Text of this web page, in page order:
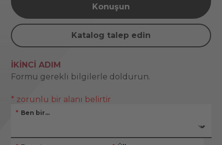
Konuşun
Katalog talep edin
İKINCI ADIM
Formu gerekli bilgilerle doldurun.